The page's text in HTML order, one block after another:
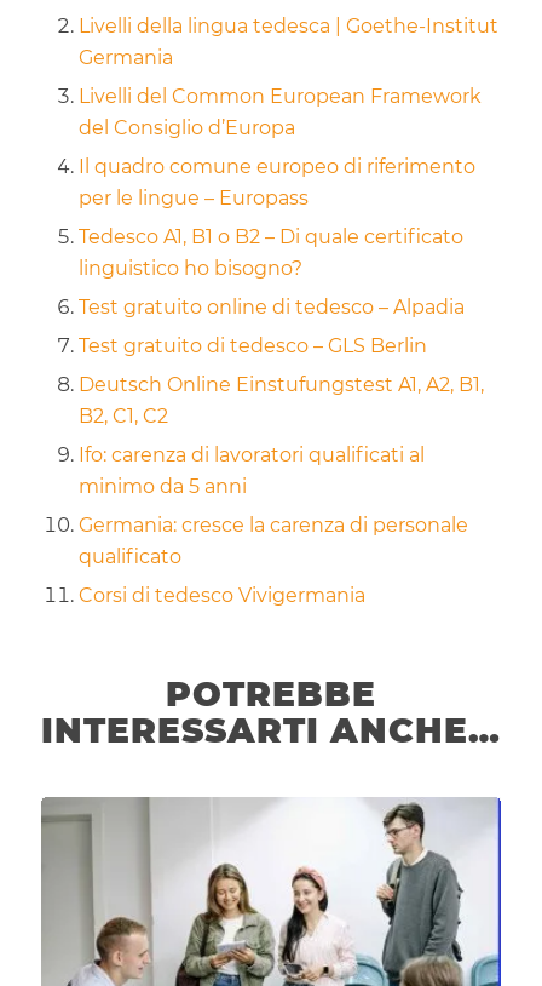
Livelli della lingua tedesca | Goethe-Institut
Germania
Livelli del Common European Framework
del Consiglio d’Europa
Il quadro comune europeo di riferimento
per le lingue – Europass
Tedesco A1, B1 o B2 – Di quale certificato
linguistico ho bisogno?
Test gratuito online di tedesco – Alpadia
Test gratuito di tedesco – GLS Berlin
Deutsch Online Einstufungstest A1, A2, B1,
B2, C1, C2
Ifo: carenza di lavoratori qualificati al
minimo da 5 anni
Germania: cresce la carenza di personale
qualificato
Corsi di tedesco Vivigermania
POTREBBE
INTERESSARTI ANCHE…